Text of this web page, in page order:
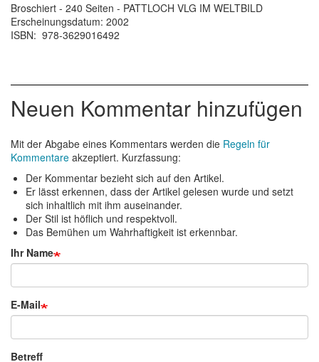
Broschiert - 240 Seiten - PATTLOCH VLG IM WELTBILD
Erscheinungsdatum: 2002
ISBN: 978-3629016492
Neuen Kommentar hinzufügen
Mit der Abgabe eines Kommentars werden die Regeln für
Kommentare akzeptiert. Kurzfassung:
Der Kommentar bezieht sich auf den Artikel.
Er lässt erkennen, dass der Artikel gelesen wurde und setzt
sich inhaltlich mit ihm auseinander.
Der Stil ist höflich und respektvoll.
Das Bemühen um Wahrhaftigkeit ist erkennbar.
Ihr Name
E-Mail
Betreff